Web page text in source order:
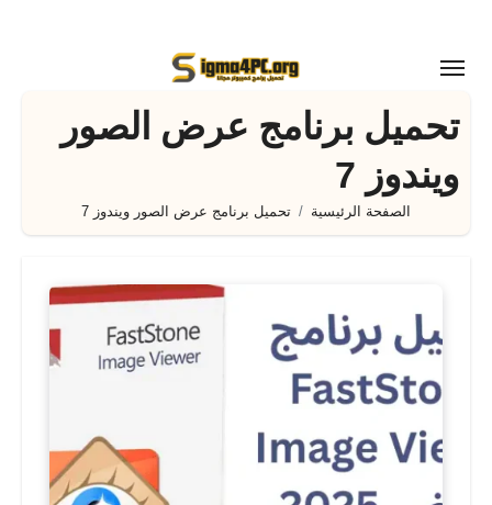
المحتوى
تحميل برنامج عرض الصور
ويندوز 7
الصفحة الرئيسية تحميل برنامج عرض الصور ويندوز 7